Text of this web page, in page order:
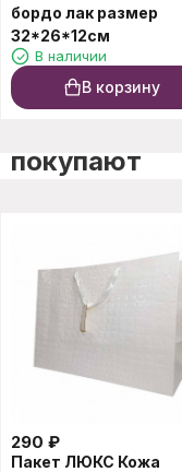
бордо лак размер
32*26*12см
В наличии
В корзину
покупают
290 ₽
Пакет ЛЮКС Кожа